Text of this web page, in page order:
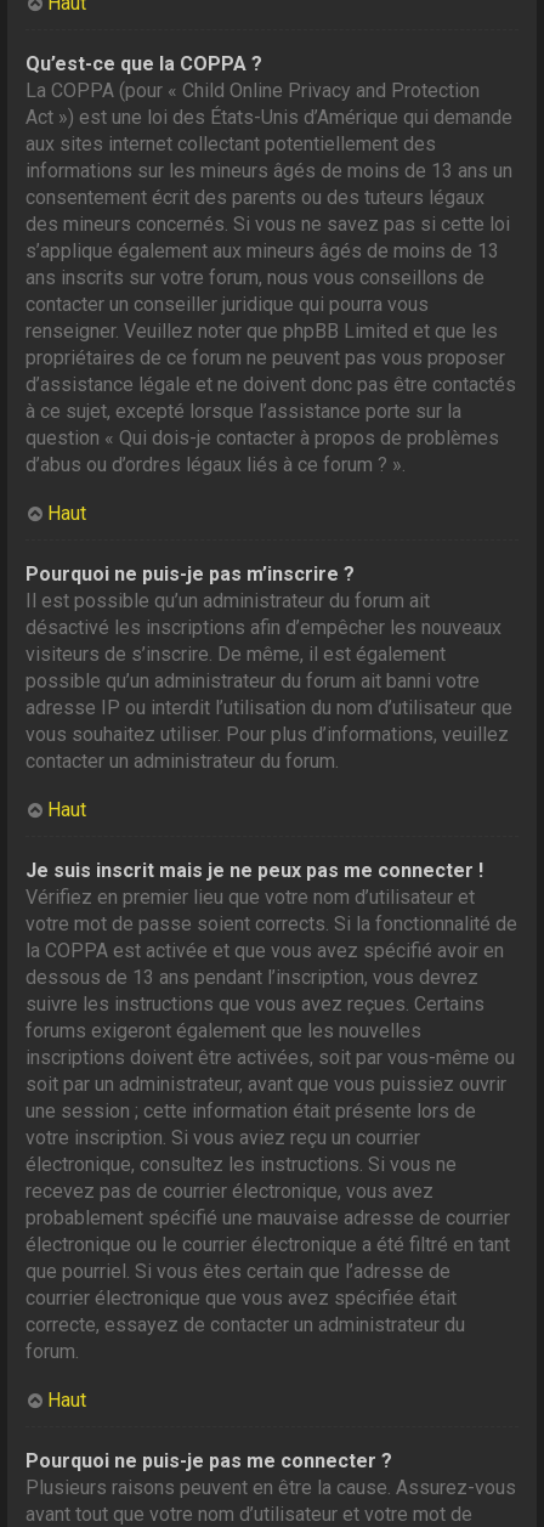
Qu’est-ce que la COPPA ?
La COPPA (pour « Child Online Privacy and Protection
Act ») est une loi des États-Unis d’Amérique qui demande
aux sites internet collectant potentiellement des
informations sur les mineurs âgés de moins de 13 ans un
consentement écrit des parents ou des tuteurs légaux
des mineurs concernés. Si vous ne savez pas si cette loi
s’applique également aux mineurs âgés de moins de 13
ans inscrits sur votre forum, nous vous conseillons de
contacter un conseiller juridique qui pourra vous
renseigner. Veuillez noter que phpBB Limited et que les
propriétaires de ce forum ne peuvent pas vous proposer
d’assistance légale et ne doivent donc pas être contactés
à ce sujet, excepté lorsque l’assistance porte sur la
question « Qui dois-je contacter à propos de problèmes
d’abus ou d’ordres légaux liés à ce forum ? ».
Haut
Pourquoi ne puis-je pas m’inscrire ?
Il est possible qu’un administrateur du forum ait
désactivé les inscriptions afin d’empêcher les nouveaux
visiteurs de s’inscrire. De même, il est également
possible qu’un administrateur du forum ait banni votre
adresse IP ou interdit l’utilisation du nom d’utilisateur que
vous souhaitez utiliser. Pour plus d’informations, veuillez
contacter un administrateur du forum.
Haut
Je suis inscrit mais je ne peux pas me connecter !
Vérifiez en premier lieu que votre nom d’utilisateur et
votre mot de passe soient corrects. Si la fonctionnalité de
la COPPA est activée et que vous avez spécifié avoir en
dessous de 13 ans pendant l’inscription, vous devrez
suivre les instructions que vous avez reçues. Certains
forums exigeront également que les nouvelles
inscriptions doivent être activées, soit par vous-même ou
soit par un administrateur, avant que vous puissiez ouvrir
une session ; cette information était présente lors de
votre inscription. Si vous aviez reçu un courrier
électronique, consultez les instructions. Si vous ne
recevez pas de courrier électronique, vous avez
probablement spécifié une mauvaise adresse de courrier
électronique ou le courrier électronique a été filtré en tant
que pourriel. Si vous êtes certain que l’adresse de
courrier électronique que vous avez spécifiée était
correcte, essayez de contacter un administrateur du
forum.
Haut
Pourquoi ne puis-je pas me connecter ?
Plusieurs raisons peuvent en être la cause. Assurez-vous
avant tout que votre nom d’utilisateur et votre mot de